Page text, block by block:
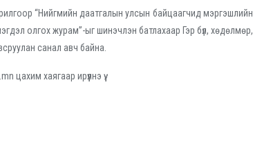
“Нийгмийн даатгалын улсын байцаагчид мэргэшлийн
олгох журам”-ыг шинэчлэн батлахаар Гэр бүл, хөдөлмөр,
санал авч байна.
хаягаар ирүүлнэ үү.